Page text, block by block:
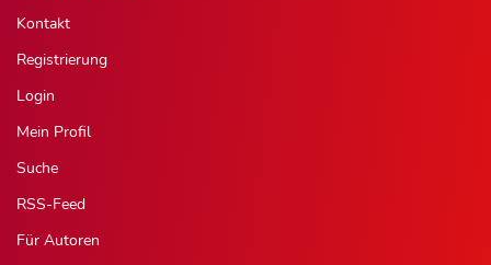
Kontakt
Registrierung
Login
Mein Profil
Suche
RSS-Feed
Für Autoren